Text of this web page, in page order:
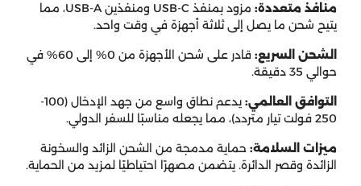
منافذ متعددة:
مزود بمنفذ USB-C ومنفذين USB-A، مما
يتيح شحن ما يصل إلى ثلاثة أجهزة في وقت واحد.
الشحن السريع:
قادر على شحن الأجهزة من 0% إلى 60% في
حوالي 35 دقيقة.
التوافق العالمي:
يدعم نطاق واسع من جهد الإدخال (100-
250 فولت تيار متردد)، مما يجعله مناسبًا للسفر الدولي.
ميزات السلامة: حماية مدمجة من الشحن الزائد والسخونة
الزائدة وقصر الدائرة. يتضمن مصهرًا احتياطيًا لمزيد من الحماية.